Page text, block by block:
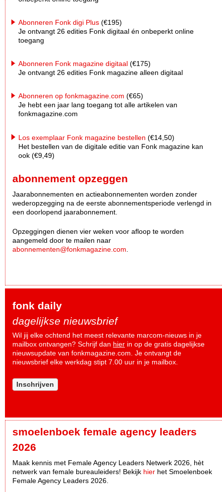
Abonneren Fonk digi Plus (€195)
Je ontvangt 26 edities Fonk digitaal én onbeperkt online
toegang
Abonneren Fonk magazine digitaal (€175)
Je ontvangt 26 edities Fonk magazine alleen digitaal
Abonneren op fonkmagazine.com (€65)
Je hebt een jaar lang toegang tot alle artikelen van
fonkmagazine.com
Los exemplaar Fonk magazine bestellen (€14,50)
Het bestellen van de digitale editie van Fonk magazine kan
ook (€9,49)
abonnement opzeggen
Jaarabonnementen en actieabonnementen worden zonder
wederopzegging na de eerste abonnementsperiode verlengd in
een doorlopend jaarabonnement.
Opzeggingen dienen vier weken voor afloop te worden
aangemeld door te mailen naar
abonnementen@fonkmagazine.com
fonk daily
dagelijkse nieuwsbrief
Wil jij elke ochtend het meest relevante marcom-nieuws in je
mailbox ontvangen? Schrijf dan hier in op de gratis dagelijkse
nieuwsupdate van fonkmagazine.com. Je ontvangt de
nieuwsbrief elke werkdag stipt 7.00 uur in je mailbox.
Inschrijven
smoelenboek female agency leaders
2026
Maak kennis met Female Agency Leaders Netwerk 2026, hèt
netwerk van female bureauleiders! Bekijk hier het Smoelenboek
Female Agency Leaders 2026.